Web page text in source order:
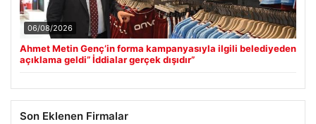
06/08/2026
Ahmet Metin Genç’in forma kampanyasıyla ilgili belediyeden
açıklama geldi” İddialar gerçek dışıdır”
Son Eklenen Firmalar